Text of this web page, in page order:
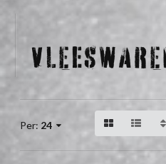
Per: 24